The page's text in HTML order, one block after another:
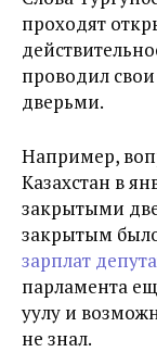
проходят
проводил
дверьми.
Например,
Казахстан в
закрытыми
закрытым
зарплат
парламента
уулу и
не знал.